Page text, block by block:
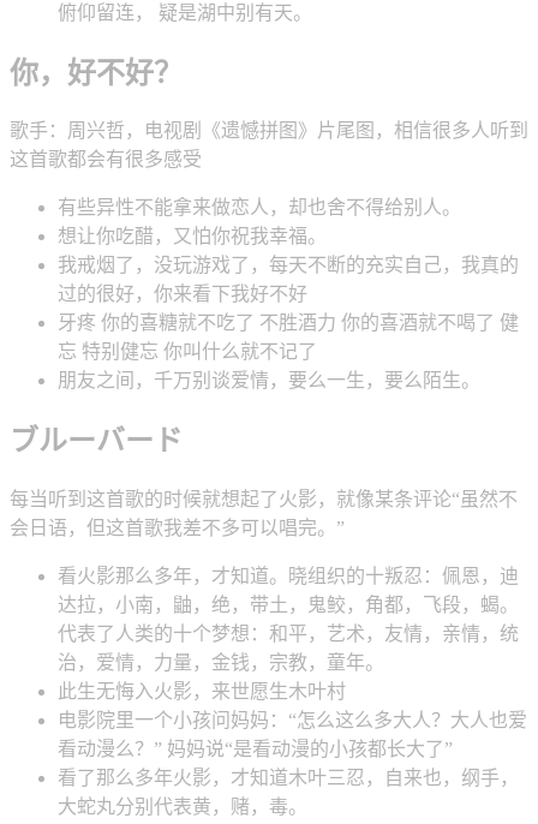
俯仰留连， 疑是湖中别有天。
你，好不好？
歌手：周兴哲，电视剧《遗憾拼图》片尾图，相信很多人听到
这首歌都会有很多感受
有些异性不能拿来做恋人，却也舍不得给别人。
想让你吃醋，又怕你祝我幸福。
我戒烟了，没玩游戏了，每天不断的充实自己，我真的
过的很好，你来看下我好不好
牙疼 你的喜糖就不吃了 不胜酒力 你的喜酒就不喝了 健
忘 特别健忘 你叫什么就不记了 ​​
朋友之间，千万别谈爱情，要么一生，要么陌生。
ブルーバード
每当听到这首歌的时候就想起了火影，就像某条评论“虽然不
会日语，但这首歌我差不多可以唱完。”
看火影那么多年，才知道。晓组织的十叛忍：佩恩，迪
达拉，小南，鼬，绝，带土，鬼鲛，角都，飞段，蝎。
代表了人类的十个梦想：和平，艺术，友情，亲情，统
治，爱情，力量，金钱，宗教，童年。
此生无悔入火影，来世愿生木叶村
电影院里一个小孩问妈妈：“怎么这么多大人？大人也爱
看动漫么？” 妈妈说“是看动漫的小孩都长大了”
看了那么多年火影，才知道木叶三忍，自来也，纲手，
大蛇丸分别代表黄，赌，毒。